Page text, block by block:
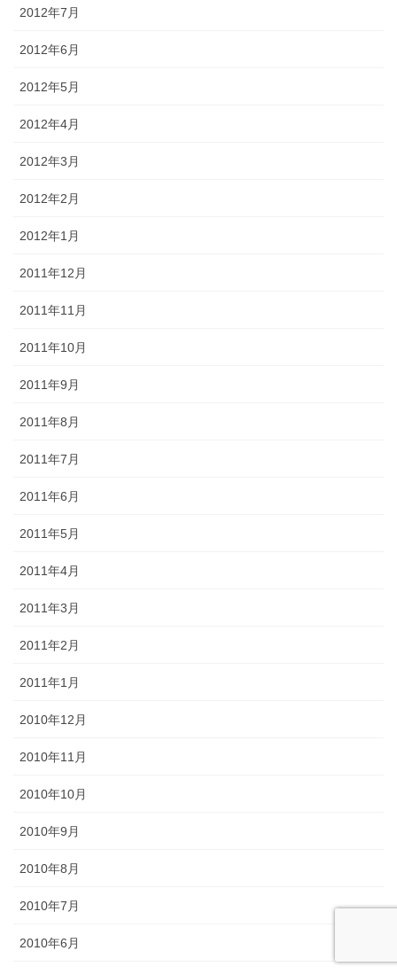
2012年7月
2012年6月
2012年5月
2012年4月
2012年3月
2012年2月
2012年1月
2011年12月
2011年11月
2011年10月
2011年9月
2011年8月
2011年7月
2011年6月
2011年5月
2011年4月
2011年3月
2011年2月
2011年1月
2010年12月
2010年11月
2010年10月
2010年9月
2010年8月
2010年7月
2010年6月